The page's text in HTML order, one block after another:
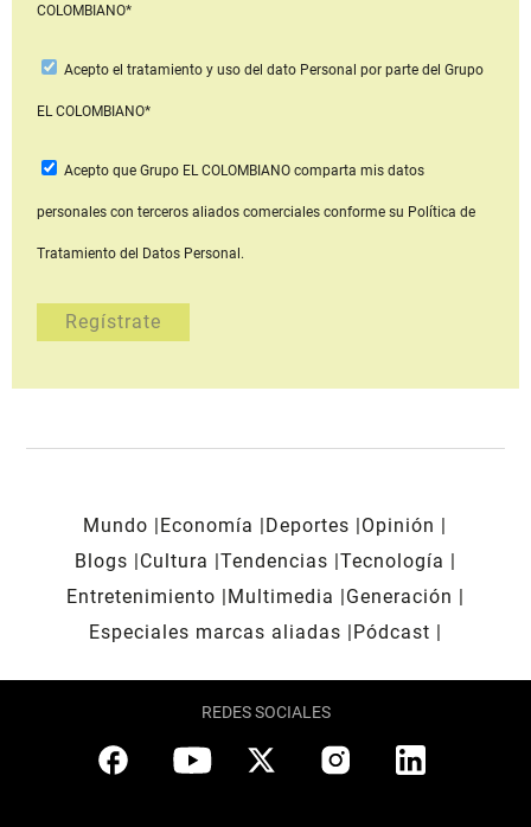
COLOMBIANO*
Acepto el tratamiento y uso del dato Personal por parte del Grupo
EL COLOMBIANO*
Acepto que Grupo EL COLOMBIANOcomparta mis datos
personales con terceros aliados comerciales conforme su Política de
Tratamiento del Datos Personal.
Mundo Economía Deportes
Opinión
Blogs
Cultura Tendencias Tecnología
Entretenimiento
Multimedia
Generación
Especiales marcas aliadas
Pódcast
REDES SOCIALES